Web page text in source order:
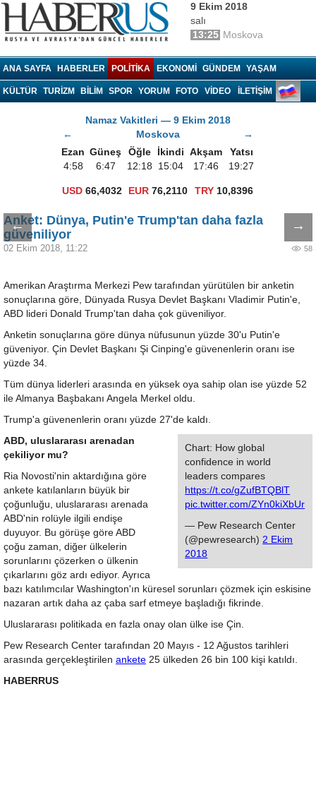
9 Ekim 2018
salı
13:25 Moskova
ANA SAYFA HABERLER POLITIKA EKONOMI GÜNDEM YAŞAM
KÜLTÜR TURIZM BILIM SPOR YORUM FOTO VIDEO İLETİŞİM
Namaz Vakitleri — 9 Ekim 2018
←
Moskova
→
Ezan Güneş Öğle İkindi Akşam
Yatsı
4:58
6:47 12:18 15:04 17:46 19:27
USD 66,4032 EUR76,2110 TRY10,8396
← →
Anket: Dünya, Putin'e Trump'tan daha fazla
güveniliyor
02 Ekim 2018, 11:22 58
Amerikan Araştırma Merkezi Pew tarafından yürütülen bir anketin
sonuçlarına göre, Dünyada Rusya Devlet Başkanı Vladimir Putin'e,
ABD lideri Donald Trump'tan daha çok güveniliyor.
Anketin sonuçlarına göre dünya nüfusunun yüzde 30'u Putin'e
güveniyor. Çin Devlet Başkanı Şi Cinping'e güvenenlerin oranı ise
yüzde 34.
Tüm dünya liderleri arasında en yüksek oya sahip olan ise yüzde 52
ile Almanya Başbakanı Angela Merkel oldu.
Trump'a güvenenlerin oranı yüzde 27'de kaldı.
Chart: How global
confidence in world
leaders compares
https://t.co/gZufBTQBlT
pic.twitter.com/ZYn0kiXbUr
— Pew Research Center
(@pewresearch)2 Ekim
2018
ABD, uluslararası arenadan
çekiliyor mu?
Ria Novosti'nin aktardığına göre
ankete katılanların büyük bir
çoğunluğu, uluslararası arenada
ABD'nin rolüyle ilgili endişe
duyuyor. Bu görüşe göre ABD
çoğu zaman, diğer ülkelerin
sorunlarını çözerken o ülkenin
çıkarlarını göz ardı ediyor. Ayrıca
bazı katılımcılar Washington'ın küresel sorunları çözmek için eskisine
nazaran artık daha az çaba sarf etmeye başladığı fikrinde.
Uluslararası politikada en fazla onay olan ülke ise Çin.
Pew Research Center tarafından 20 Mayıs - 12 Ağustos tarihleri
arasında gerçekleştirilen ankete 25 ülkeden 26 bin 100 kişi katıldı.
HABERRUS